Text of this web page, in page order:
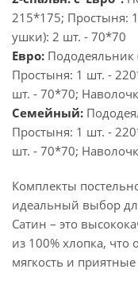
215*175; Простыня:
ушки): 2 шт. - 70*70
Евро: Пододеяльник
Простыня: 1 шт. -
шт. - 70*70;
Семейный:
Простыня: 1 шт. -
шт. - 70*70;
Комплекты
идеальный выбор
Сатин – это
из 100% хлопка, что
мягкость и